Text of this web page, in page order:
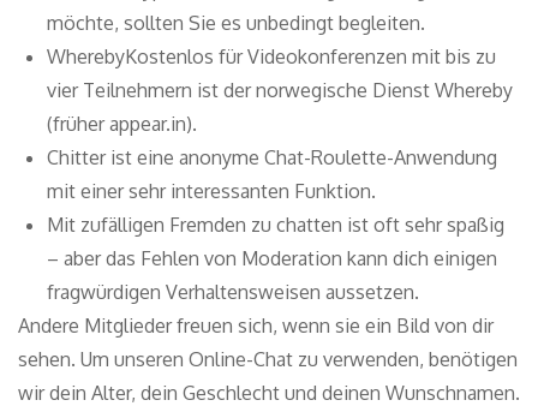
möchte, sollten Sie es unbedingt begleiten.
WherebyKostenlos für Videokonferenzen mit bis zu
vier Teilnehmern ist der norwegische Dienst Whereby
(früher appear.in).
Chitter ist eine anonyme Chat-Roulette-Anwendung
mit einer sehr interessanten Funktion.
Mit zufälligen Fremden zu chatten ist oft sehr spaßig
– aber das Fehlen von Moderation kann dich einigen
fragwürdigen Verhaltensweisen aussetzen.
Andere Mitglieder freuen sich, wenn sie ein Bild von dir
sehen. Um unseren Online-Chat zu verwenden, benötigen
wir dein Alter, dein Geschlecht und deinen Wunschnamen.